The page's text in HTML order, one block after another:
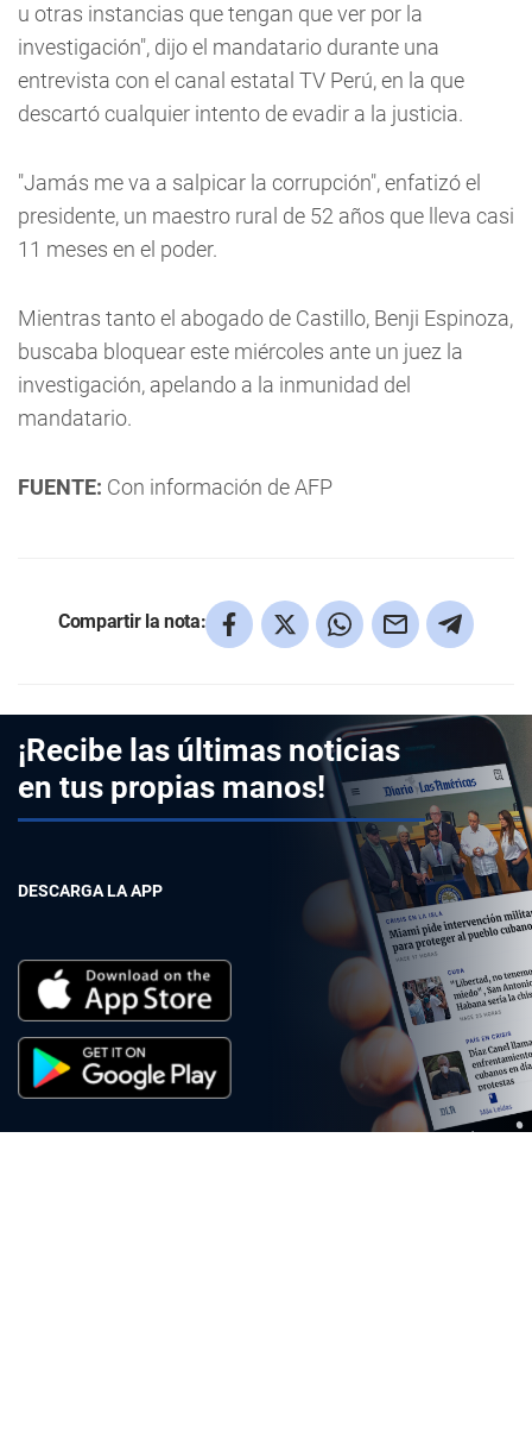
u otras instancias que tengan que ver por la
investigación", dijo el mandatario durante una
entrevista con el canal estatal TV Perú, en la que
descartó cualquier intento de evadir a la justicia.
"Jamás me va a salpicar la corrupción", enfatizó el
presidente, un maestro rural de 52 años que lleva casi
11 meses en el poder.
Mientras tanto el abogado de Castillo, Benji Espinoza,
buscaba bloquear este miércoles ante un juez la
investigación, apelando a la inmunidad del
mandatario.
FUENTE: Con información de AFP
Compartir la nota:
¡Recibe las últimas noticias
en tus propias manos!
DESCARGA LA APP